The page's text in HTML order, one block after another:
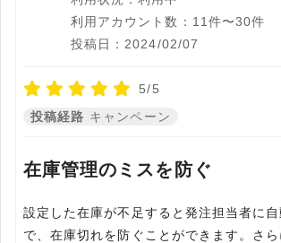
利用アカウント数：11件〜30件
投稿日：2024/02/07
5/5
投稿経路 キャンペーン
在庫管理のミスを防ぐ
設定した在庫が不足すると発注担当者に
で、在庫切れを防ぐことができます。さ